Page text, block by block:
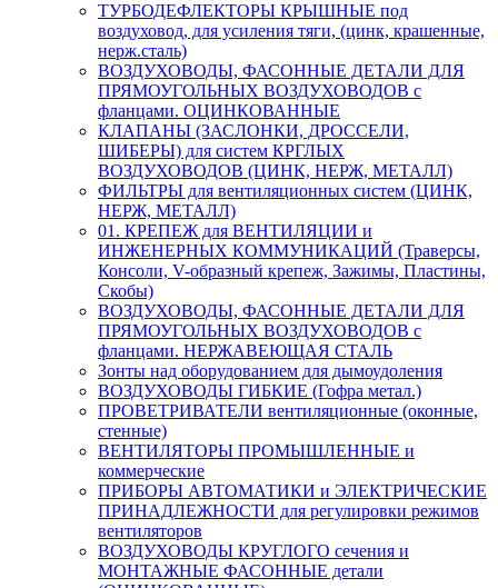
ТУРБОДЕФЛЕКТОРЫ КРЫШНЫЕ под
воздуховод, для усиления тяги, (цинк, крашенные,
нерж.сталь)
ВОЗДУХОВОДЫ, ФАСОННЫЕ ДЕТАЛИ ДЛЯ
ПРЯМОУГОЛЬНЫХ ВОЗДУХОВОДОВ с
фланцами. ОЦИНКОВАННЫЕ
КЛАПАНЫ (ЗАСЛОНКИ, ДРОССЕЛИ,
ШИБЕРЫ) для систем КРГЛЫХ
ВОЗДУХОВОДОВ (ЦИНК, НЕРЖ, МЕТАЛЛ)
ФИЛЬТРЫ для вентиляционных систем (ЦИНК,
НЕРЖ, МЕТАЛЛ)
01. КРЕПЕЖ для ВЕНТИЛЯЦИИ и
ИНЖЕНЕРНЫХ КОММУНИКАЦИЙ (Траверсы,
Консоли, V-образный крепеж, Зажимы, Пластины,
Скобы)
ВОЗДУХОВОДЫ, ФАСОННЫЕ ДЕТАЛИ ДЛЯ
ПРЯМОУГОЛЬНЫХ ВОЗДУХОВОДОВ с
фланцами. НЕРЖАВЕЮЩАЯ СТАЛЬ
Зонты над оборудованием для дымоудоления
ВОЗДУХОВОДЫ ГИБКИЕ (Гофра метал.)
ПРОВЕТРИВАТЕЛИ вентиляционные (оконные,
стенные)
ВЕНТИЛЯТОРЫ ПРОМЫШЛЕННЫЕ и
коммерческие
ПРИБОРЫ АВТОМАТИКИ и ЭЛЕКТРИЧЕСКИЕ
ПРИНАДЛЕЖНОСТИ для регулировки режимов
вентиляторов
ВОЗДУХОВОДЫ КРУГЛОГО сечения и
МОНТАЖНЫЕ ФАСОННЫЕ детали